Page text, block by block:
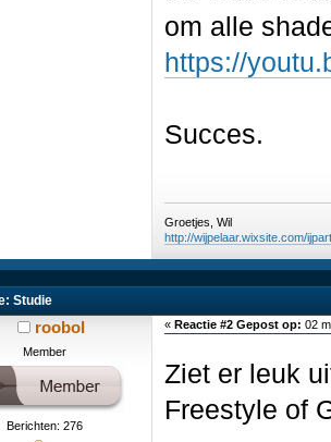
om alle
https://
Succes.
Groetjes, Wil
http://wijpelaar.wixsite.com/
Studie
roobol
Member
Berichten: 276
« Reactie #2 Gepost op: 02
Ziet er leuk
Freestyle of